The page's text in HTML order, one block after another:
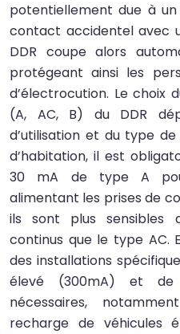
potentiellement due à
contact accidentel avec
DDR coupe alors
protégeant ainsi les
d’électrocution. Le
(A, AC, B) du DDR
d’utilisation et du type
d’habitation, il est
30 mA de type A
alimentant les prises de
ils sont plus sensibles
continus que le type AC.
des installations
élevé (300mA) et
nécessaires,
recharge de véhicules